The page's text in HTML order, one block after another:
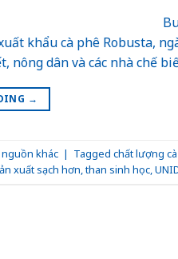
khẩu cà phê Robusta,
nông dân và các nhà chế
→
khác | Tagged chất lượng
xuất sạch hơn,than sinh học,